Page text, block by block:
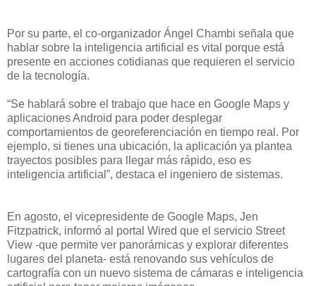
Por su parte, el co-organizador Ángel Chambi señala que
hablar sobre la inteligencia artificial es vital porque está
presente en acciones cotidianas que requieren el servicio
de la tecnología.
“Se hablará sobre el trabajo que hace en Google Maps y
aplicaciones Android para poder desplegar
comportamientos de georeferenciación en tiempo real. Por
ejemplo, si tienes una ubicación, la aplicación ya plantea
trayectos posibles para llegar más rápido, eso es
inteligencia artificial”, destaca el ingeniero de sistemas.
En agosto, el vicepresidente de Google Maps, Jen
Fitzpatrick, informó al portal Wired que el servicio Street
View -que permite ver panorámicas y explorar diferentes
lugares del planeta- está renovando sus vehículos de
cartografía con un nuevo sistema de cámaras e inteligencia